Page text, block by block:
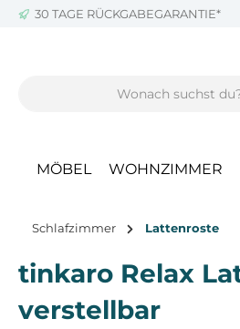
Hauptinhalt springen
Zur Suche springen
Zur Hauptnavigation springen
30 TAGE RÜCKGABEGARANTIE*
MÖBEL WOHNZIMMER
Schlafzimmer Lattenroste
tinkaro Relax
verstellbar